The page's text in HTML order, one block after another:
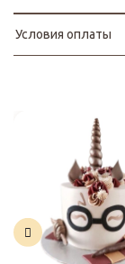
Условия оплаты